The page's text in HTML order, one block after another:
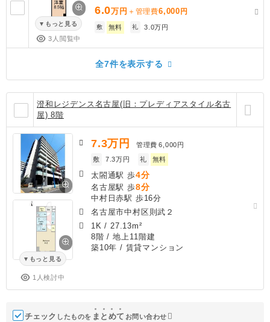
もっと見る
3人閲覧中
6.0万円 ＋管理費6,000 円
敷 無料 礼 3.0万円
全7件を表示する
澄和レジデンス名古屋(旧：プレディアスタイル名古
屋) 8階
もっと見る
1人検討中
7.3万円 管理費 6,000円
敷
7.3万円 礼 無料
太閤通駅 歩4分
名古屋駅 歩8分
中村日赤駅 歩16分
名古屋市中村区則武２
1K / 27.13m²
8階 / 地上11階建
築10年 / 賃貸マンション
チェック したものを ま と めて お問い合わせ